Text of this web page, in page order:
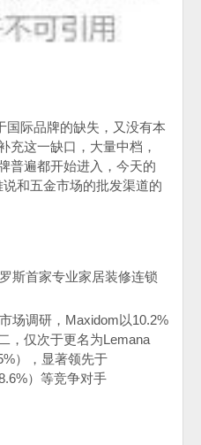
国际品牌的缺失，又没有本
充这一缺口，大量中档，
普遍都开始进入，今天的
说和五金市场的批发渠道的
斯首家专业家居装修连锁
场调研， Maxidom以10.2%
，仅次于更名为Lemana
），显著领先于
）等竞争对手